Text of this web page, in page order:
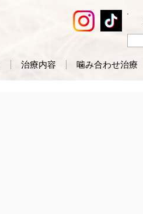
治療内容 噛み合わせ治療